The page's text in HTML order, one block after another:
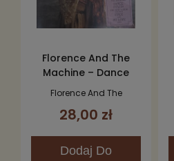
Florence And The
Machine – Dance
Fever CD (Limited
Florence And The
28,00 zł
Dodaj Do